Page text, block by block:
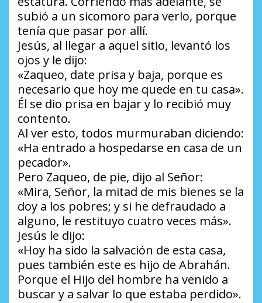
subió a un sicomoro para verlo, porque
tenía que pasar por allí.
Jesús, al llegar a aquel sitio, levantó los
ojos y le dijo:
«Zaqueo, date prisa y baja, porque es
necesario que hoy me quede en tu casa».
Él se dio prisa en bajar y lo recibió muy
contento.
Al ver esto, todos murmuraban diciendo:
«Ha entrado a hospedarse en casa de un
pecador».
Pero Zaqueo, de pie, dijo al Señor:
«Mira, Señor, la mitad de mis bienes se la
doy a los pobres; y si he defraudado a
alguno, le restituyo cuatro veces más».
Jesús le dijo:
«Hoy ha sido la salvación de esta casa,
pues también este es hijo de Abrahán.
Porque el Hijo del hombre ha venido a
buscar y a salvar lo que estaba perdido».